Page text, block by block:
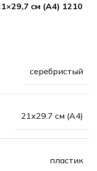
см (А4) 1210
серебристый
21х29.7 см (А4)
пластик